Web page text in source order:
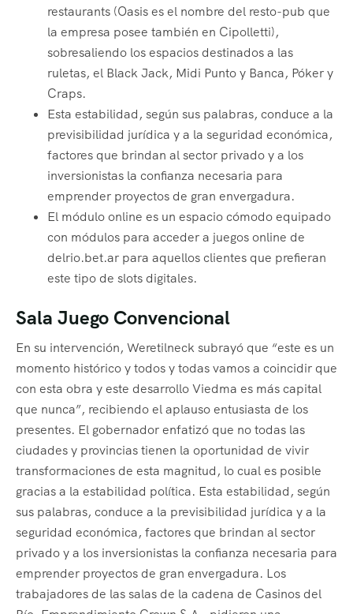
restaurants (Oasis es el nombre del resto-pub que
la empresa posee también en Cipolletti),
sobresaliendo los espacios destinados a las
ruletas, el Black Jack, Midi Punto y Banca, Póker y
Craps.
Esta estabilidad, según sus palabras, conduce a la
previsibilidad jurídica y a la seguridad económica,
factores que brindan al sector privado y a los
inversionistas la confianza necesaria para
emprender proyectos de gran envergadura.
El módulo online es un espacio cómodo equipado
con módulos para acceder a juegos online de
delrio.bet.ar para aquellos clientes que prefieran
este tipo de slots digitales.
Sala Juego Convencional
En su intervención, Weretilneck subrayó que “este es un
momento histórico y todos y todas vamos a coincidir que
con esta obra y este desarrollo Viedma es más capital
que nunca”, recibiendo el aplauso entusiasta de los
presentes. El gobernador enfatizó que no todas las
ciudades y provincias tienen la oportunidad de vivir
transformaciones de esta magnitud, lo cual es posible
gracias a la estabilidad política. Esta estabilidad, según
sus palabras, conduce a la previsibilidad jurídica y a la
seguridad económica, factores que brindan al sector
privado y a los inversionistas la confianza necesaria para
emprender proyectos de gran envergadura. Los
trabajadores de las salas de la cadena de Casinos del